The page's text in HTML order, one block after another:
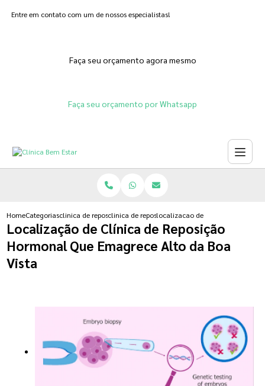
Entre em contato com um de nossos especialistas!
Faça seu orçamento agora mesmo
Faça seu orçamento por Whatsapp
HomeCategoriasclinica de reposicao hormonalclinica de reposicao hormonal em gel
localizacao de clinica de
Localização de Clínica de Reposição
Hormonal Que Emagrece Alto da Boa
Vista